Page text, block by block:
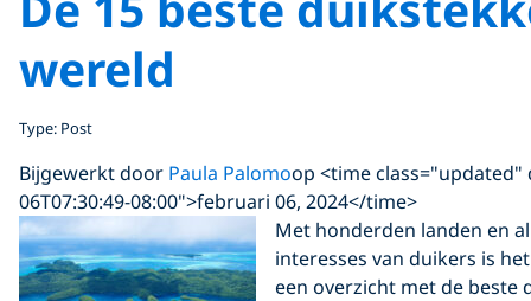
wereld
Type: Post
Bijgewerkt door Paula Palomoop <time class="updated"
06T07:30:49-08:00">februari 06, 2024</time>
Met honderden landen en
interesses van duikers is
een overzicht met de beste